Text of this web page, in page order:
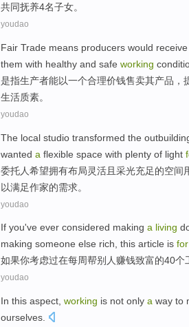
共同抚养4名子女。
youdao
Fair Trade means producers would receive
them with healthy and safe working
是指生产者能以一个合理价钱售卖其产品 ，
生活质素。
youdao
The local studio transformed the
wanted a flexible space with plenty of light
委托人希望拥有布局灵活且采光充足的空间
以满足作家的需求。
youdao
If you've ever considered making a living
making someone else rich, this article is for
如果你考虑过在每周帮别人赚钱致富的40个
youdao
In this aspect working is not only a way to
ourselves